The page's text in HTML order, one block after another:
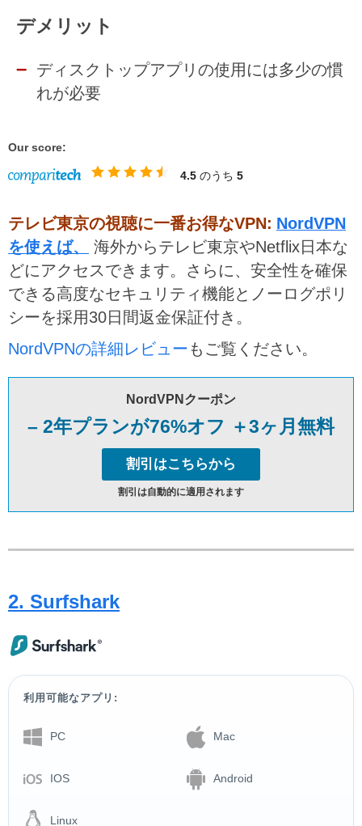
デメリット
ディスクトップアプリの使用には多少の慣
れが必要
Our score:
4.5 のうち 5
テレビ東京の視聴に一番お得なVPN: NordVPN
を使えば、
海外からテレビ東京やNetflix日本な
どにアクセスできます。さらに、安全性を確保
できる高度なセキュリティ機能とノーログポリ
シーを採用30日間返金保証付き。
NordVPNの詳細レビューもご覧ください。
NordVPNクーポン
– 2年プランが76%オフ ＋3ヶ月無料
割引はこちらから
割引は自動的に適用されます
2. Surfshark
利用可能なアプリ:
PC Mac
IOS Android
Linux